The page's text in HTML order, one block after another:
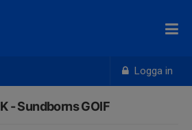
Logga in
- Sundborns GOIF